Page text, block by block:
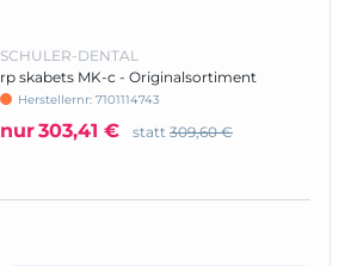
SCHULER-DENTAL
rp skabets MK-c - Originalsortiment
Herstellernr: 7101114743
nur303,41 € statt 309,60 €